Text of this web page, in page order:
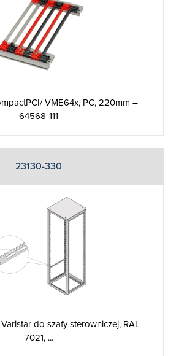
VME64x, PC, 220mm –
64568-111
23130-330
do szafy sterowniczej, RAL
7021, ...